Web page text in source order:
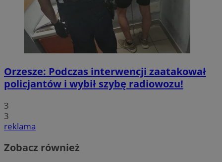
Orzesze: Podczas interwencji zaatakował
policjantów i wybił szybę radiowozu!
3
3
reklama
Zobacz również